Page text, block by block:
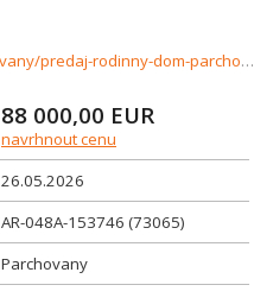
https://www.haloreality.sk/parchovany/predaj-rodinny-dom-parchovany-v-povodnom-stave-s-velkym-pozemkom/73065
88 000,00 EUR
navrhnout cenu
26.05.2026
AR-048A-153746 (73065)
Parchovany